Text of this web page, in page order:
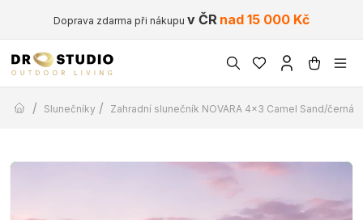
Doprava zdarma při nákupu v ČR nad 15 000 Kč
/ Slunečníky / Zahradní slunečník NOVARA 4×3 Camel Sand/černá s